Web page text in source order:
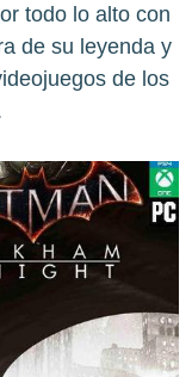
todo lo alto con
de su leyenda y
de los